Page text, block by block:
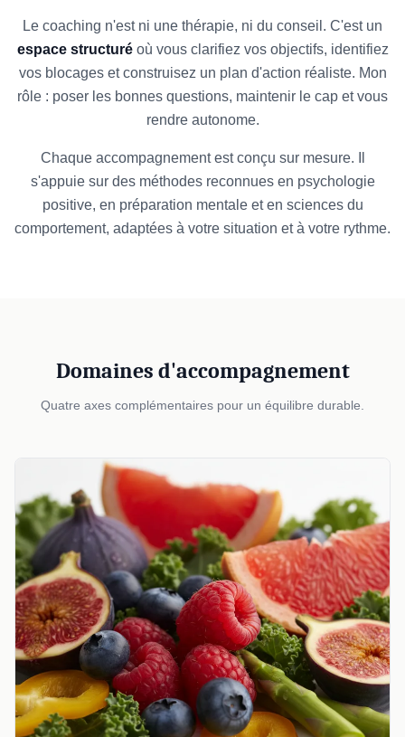
Le coaching n'est ni une thérapie, ni du conseil. C'est un
espace structuréoù vous clarifiez vos objectifs, identifiez
vos blocages et construisez un plan d'action réaliste. Mon
rôle : poser les bonnes questions, maintenir le cap et vous
rendre autonome.
Chaque accompagnement est conçu sur mesure. Il
s'appuie sur des méthodes reconnues en psychologie
positive, en préparation mentale et en sciences du
comportement, adaptées à votre situation et à votre rythme.
Domaines d'accompagnement
Quatre axes complémentaires pour un équilibre durable.